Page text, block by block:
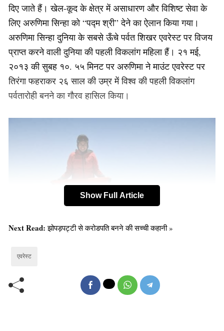
दिए जाते हैं। खेल-कूद के क्षेत्र में असाधारण और विशिष्ट सेवा के
लिए अरुणिमा सिन्हा को “पद्म श्री” देने का ऐलान किया गया।
अरुणिमा सिन्हा दुनिया के सबसे ऊँचे पर्वत शिखर एवरेस्ट पर विजय
प्राप्त करने वाली दुनिया की पहली विकलांग महिला हैं। २१ मई,
२०१३ की सुबह १०. ५५ मिनट पर अरुणिमा ने माउंट एवरेस्ट पर
तिरंगा फहराकर २६ साल की उम्र में विश्व की पहली विकलांग
पर्वतारोही बनने का गौरव हासिल किया।
खेलकूद के क्षेत्र में जिस तरह अरुणिमा की कामयाबी असाधारण है
उसी तरह उनकी ज़िंदगी भी असाधारण ही है।
Show Full Article
Next Read:झोपड़पट्टी से करोडपति बनने की सच्ची कहानी »
एवरेस्ट